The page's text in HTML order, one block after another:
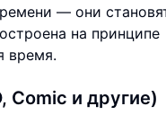
— они
на принципе
время.
Comic и другие)